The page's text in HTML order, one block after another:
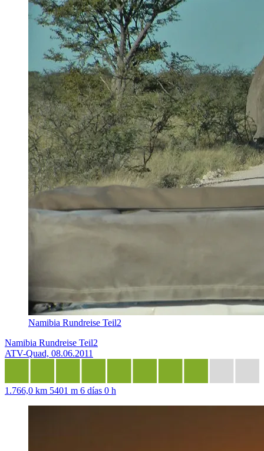
Namibia Rundreise Teil2
Namibia Rundreise Teil2
ATV-Quad, 08.06.2011
1.766,0 km 5401 m 6 días 0 h